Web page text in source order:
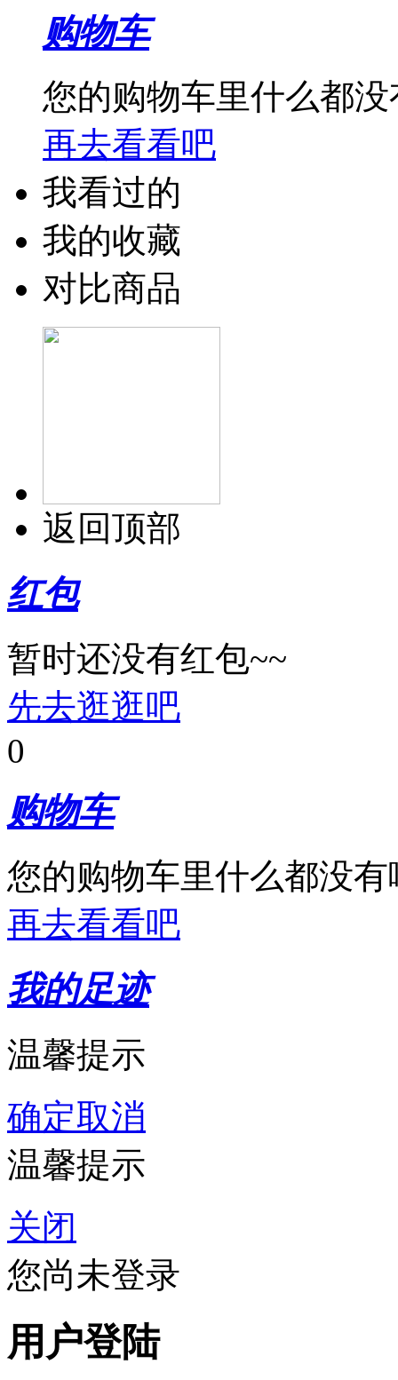
购物车
您的购物车里什么都没
再去看看吧
我看过的
我的收藏
对比商品
返回顶部
红包
暂时还没有红包~~
先去逛逛吧
0
购物车
您的购物车里什么都没有
再去看看吧
我的足迹
温馨提示
确定取消
温馨提示
关闭
您尚未登录
用户登陆